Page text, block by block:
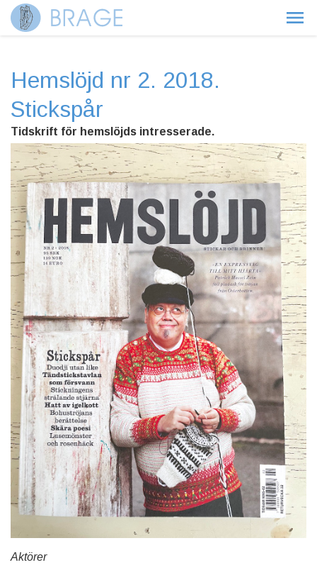
Hemslöjd nr 2. 2018.
Stickspår
Tidskrift för hemslöjds intresserade.
Aktörer